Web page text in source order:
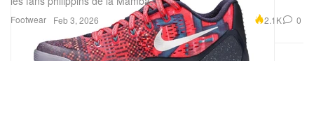
Footwear Feb 3, 2026 2.1K 0